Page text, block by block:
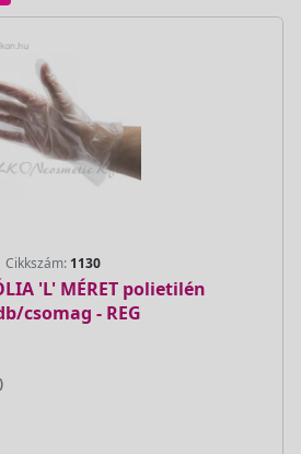
Cikkszám: 1130
'L' MÉRET polietilén
csomag - REG